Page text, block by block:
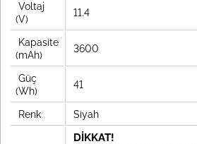
Voltaj
(V)
11.4
Kapasite
(mAh)
3600
Güç
(Wh)
41
Renk Siyah
DİKKAT!